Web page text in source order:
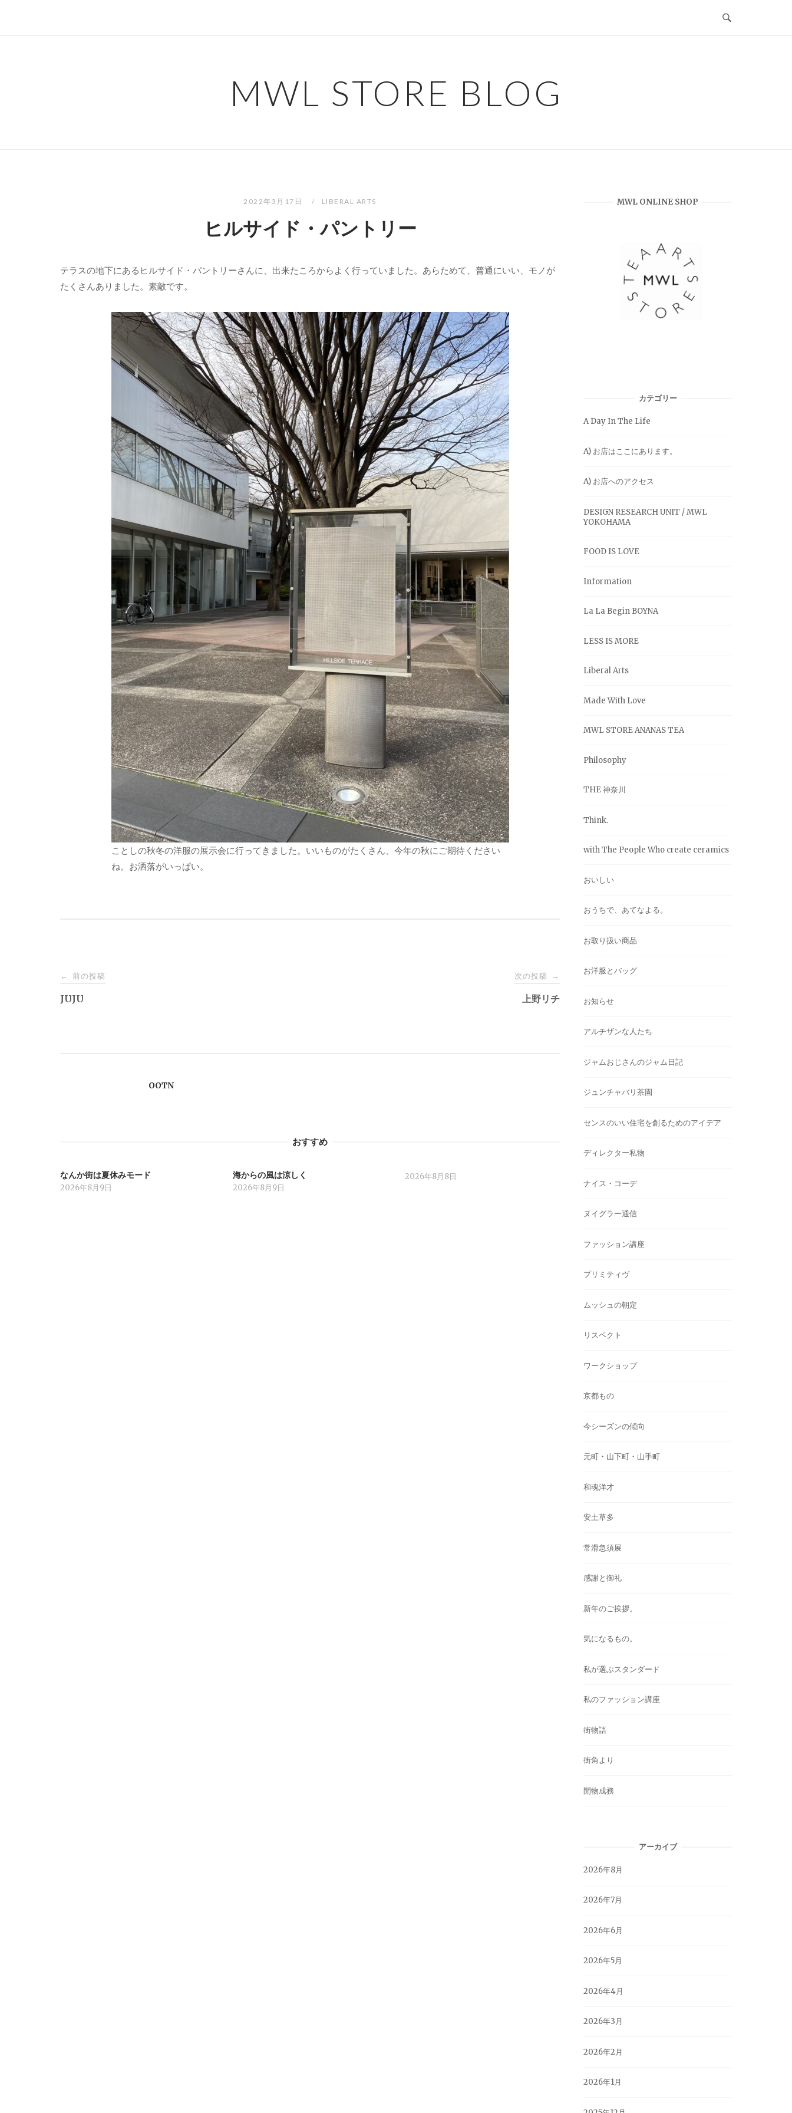
MWL STORE BLOG
2022年3月17日 LIBERAL ARTS
ヒルサイド・パントリー
テラスの地下にあるヒルサイド・パントリーさんに、出来たころからよく行っていました。あらためて、普通にいい、モノが
たくさんありました。素敵です。
ことしの秋冬の洋服の展示会に行ってきました。いいものがたくさん、今年の秋にご期待ください
ね。お洒落がいっぱい。
投
稿
ョ
← 前の投稿
JUJU
次の投稿 →
上野リチ
OOTN
おすすめ
なんか街は夏休みモード
2026年8月9日
海からの風は涼しく
2026年8月9日
2026年8月8日
MWL ONLINE SHOP
カテゴリー
A Day In The Life
A) お店はここにあります。
A) お店へのアクセス
DESIGN RESEARCH UNIT / MWL
YOKOHAMA
FOOD IS LOVE
Information
La La Begin BOYNA
LESS IS MORE
Liberal Arts
Made With Love
MWL STORE ANANAS TEA
Philosophy
THE 神奈川
Think.
with The People Who create ceramics
おいしい
おうちで、あてなよる。
お取り扱い商品
お洋服とバッグ
お知らせ
アルチザンな人たち
ジャムおじさんのジャム日記
ジュンチャバリ茶園
センスのいい住宅を創るためのアイデア
ディレクター私物
ナイス・コーデ
ヌイグラー通信
ファッション講座
プリミティヴ
ムッシュの朝定
リスペクト
ワークショップ
京都もの
今シーズンの傾向
元町・山下町・山手町
和魂洋才
安土草多
常滑急須展
感謝と御礼
新年のご挨拶。
気になるもの。
私が選ぶスタンダード
私のファッション講座
街物語
街角より
開物成務
アーカイブ
2026年8月
2026年7月
2026年6月
2026年5月
2026年4月
2026年3月
2026年2月
2026年1月